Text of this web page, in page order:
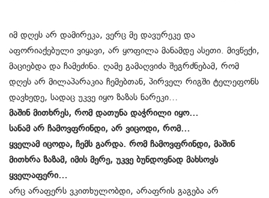
იმ დღეს არ დამირეკა, ვერც მე დავურეკე და
აფორიაქებული ვიყავი, არ ყოფილა მანამდე ასეთი. მივწექი,
მაციებდა და ჩამეძინა. ღამე გამაღვიძა შეგრძნებამ, რომ
დღეს არ მილაპარაკია ჩემებთან, პირველ რიგში ტელეფონს
დავხედე, სადაც უკვე იყო ზაზას ნარეკი…
მაშინ მითხრეს, რომ დათუნა დაჭრილი იყო…
სანამ არ ჩამოვფრინდი, არ ვიცოდი, რომ…
ყველამ იცოდა, ჩემს გარდა. რომ ჩამოვფრინდი, მაშინ
მითხრა ზაზამ, იმის მერე, უკვე ბუნდოვნად მახსოვს
ყველაფერი…
არც არაფერს ვკითხულობდი, არაფრის გაგება არ